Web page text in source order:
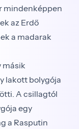
mindenképpen
az Erdő
a madarak
másik
lakott bolygója
A csillagtól
egy
a Rasputin